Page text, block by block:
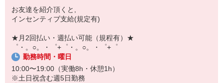
上場/優良/大手企業など
【スマホ面接実施中】
￣￣￣￣￣￣￣￣￣
自宅に居ながらスマホでカンタン面接OK！
オンライン面談なのでスピード対応。
お友達を紹介頂くと,
インセンティブ支給(規定有)
★月2回払い・週払い可能（規程有）★
゜・。○。・゜+゜・。○。・゜+゜
勤務時間・曜日
10:00〜19:00（実働8h・休憩1h）
※土日祝含む週5日勤務